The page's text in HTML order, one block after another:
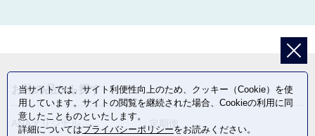
お礼の品から探す
ANAオリジナル
定期便
当サイトでは、サイト利便性向上のため、クッキー（Cookie）を使
用しています。サイトの閲覧を継続された場合、Cookieの利用に同
意したことものといたします。
詳細についてはプライバシーポリシーをお読みください。